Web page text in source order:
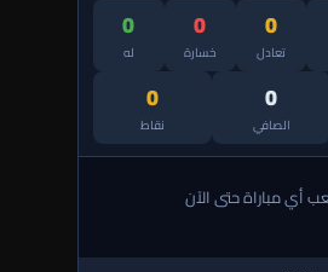
0
تعادل
0
خسارة
0
له
0
الصافي
0
نقاط
أي مباراة حتى الآن